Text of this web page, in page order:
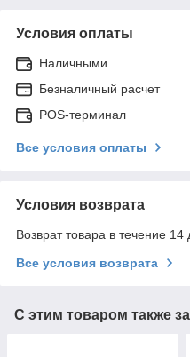
Условия оплаты
Наличными
Безналичный расчет
POS-терминал
Все условия оплаты
Условия возврата
Возврат товара в течение
Все условия возврата
С этим товаром также